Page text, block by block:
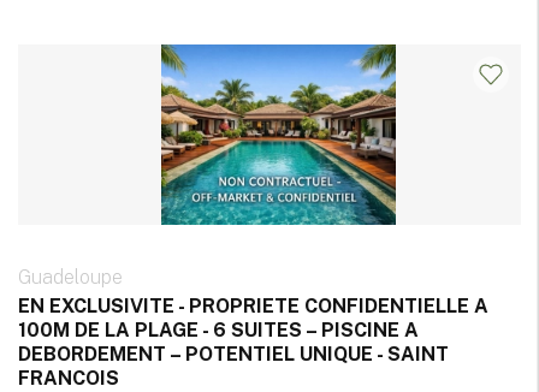
Guadeloupe
EN EXCLUSIVITE - PROPRIETE CONFIDENTIELLE A
100M DE LA PLAGE - 6 SUITES – PISCINE A
DEBORDEMENT – POTENTIEL UNIQUE - SAINT
FRANCOIS